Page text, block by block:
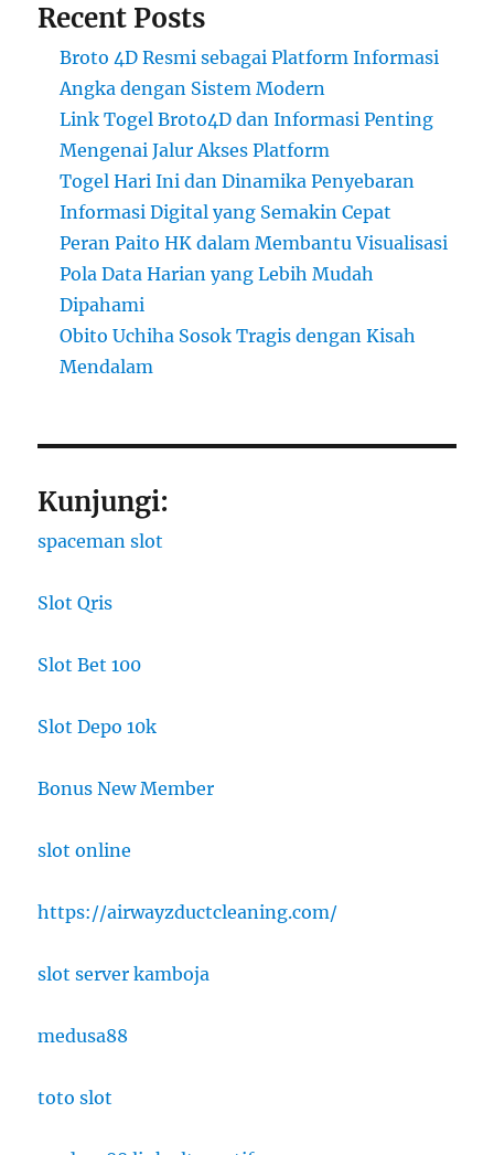
Recent Posts
Broto 4D Resmi sebagai Platform Informasi
Angka dengan Sistem Modern
Link Togel Broto4D dan Informasi Penting
Mengenai Jalur Akses Platform
Togel Hari Ini dan Dinamika Penyebaran
Informasi Digital yang Semakin Cepat
Peran Paito HK dalam Membantu Visualisasi
Pola Data Harian yang Lebih Mudah
Dipahami
Obito Uchiha Sosok Tragis dengan Kisah
Mendalam
Kunjungi:
spaceman slot
Slot Qris
Slot Bet 100
Slot Depo 10k
Bonus New Member
slot online
https://airwayzductcleaning.com/
slot server kamboja
medusa88
toto slot